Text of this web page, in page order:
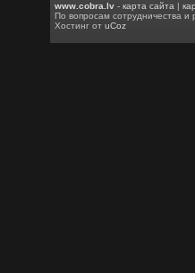
www.cobra.lv -карта сайта |
По вопросам сотрудничества
Хостинг отuCoz